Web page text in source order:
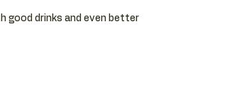
good drinks and even better